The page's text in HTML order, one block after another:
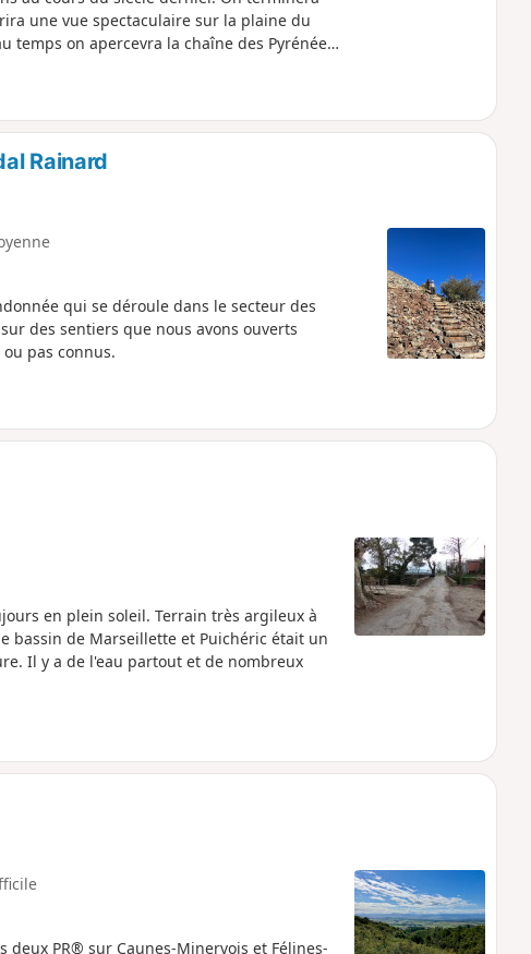
une vue spectaculaire sur la plaine du
temps on apercevra la chaîne des Pyrénées
Rainard
qui se déroule dans le secteur des
des sentiers que nous avons ouverts
pas connus.
en plein soleil. Terrain très argileux à
bassin de Marseillette et Puichéric était un
Il y a de l'eau partout et de nombreux
PR® sur Caunes-Minervois et Félines-